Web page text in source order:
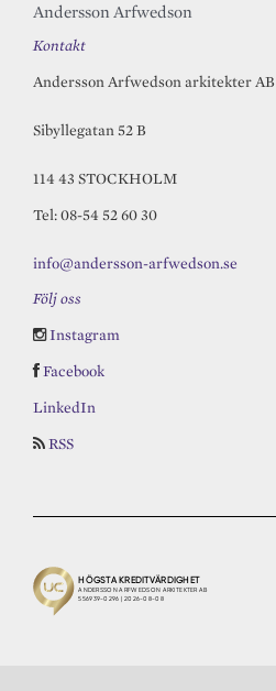
Andersson Arfwedson
Kontakt
Andersson Arfwedson arkitekter AB
Sibyllegatan 52 B
114 43 STOCKHOLM
Tel: 08-54 52 60 30
info@andersson-arfwedson.se
Följ oss
Instagram
Facebook
LinkedIn
RSS